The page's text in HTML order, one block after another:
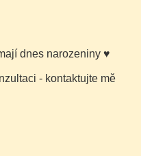
dnes narozeniny♥
- kontaktujte mě